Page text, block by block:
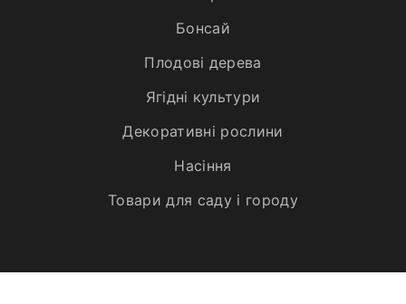
Бонсай
Плодові дерева
Ягідні культури
Декоративні рослини
Насіння
Товари для саду і городу